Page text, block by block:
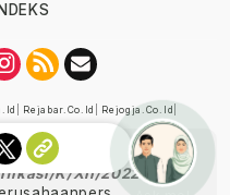
INDEKS
Rejabar.co.id Rejogja.co.id
Dewan Pers
K/XII/2022